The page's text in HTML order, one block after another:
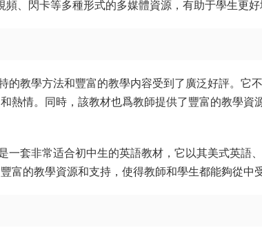
頻、閃卡等多種形式的多媒體資源，有助于學生更好
的教學方法和豐富的教學内容受到了廣泛好評。它
熱情。同時，該教材也爲教師提供了豐富的教學資
一套非常适合初中生的英語教材，它以其美式英語
富的教學資源和支持，使得教師和學生都能夠從中受